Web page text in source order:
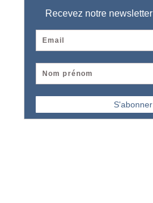
Recevez notre newsletter